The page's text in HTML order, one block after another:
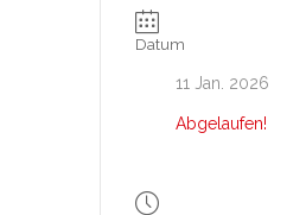
Datum
11 Jan. 2026
Abgelaufen!